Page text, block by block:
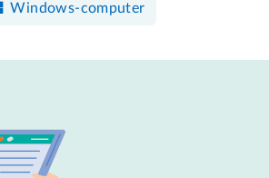
Windows-computer